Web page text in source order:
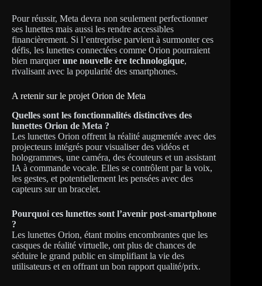
Pour réussir, Meta devra non seulement perfectionner
ses lunettes mais aussi les rendre accessibles
financièrement. Si l’entreprise parvient à surmonter ces
défis, les lunettes connectées comme Orion pourraient
bien marquerune nouvelle ère technologique,
rivalisant avec la popularité des smartphones.
A retenir sur le projet Orion de Meta
Quelles sont les fonctionnalités distinctives des
lunettes Orion de Meta ?
Les lunettes Orion offrent la réalité augmentée avec des
projecteurs intégrés pour visualiser des vidéos et
hologrammes, une caméra, des écouteurs et un assistant
IA à commande vocale. Elles se contrôlent par la voix,
les gestes, et potentiellement les pensées avec des
capteurs sur un bracelet.
Pourquoi ces lunettes sont l’avenir post-smartphone
?
Les lunettes Orion, étant moins encombrantes que les
casques de réalité virtuelle, ont plus de chances de
séduire le grand public en simplifiant la vie des
utilisateurs et en offrant un bon rapport qualité/prix.